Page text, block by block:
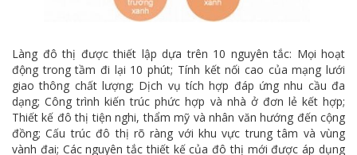
Làng đô thị được thiết lập dựa trên 10 nguyên tắc: Mọi hoạt
động trong tầm đi lại 10 phút; Tính kết nối cao của mạng lưới
giao thông chất lượng; Dịch vụ tích hợp đáp ứng nhu cầu đa
dạng; Công trình kiến trúc phức hợp và nhà ở đơn lẻ kết hợp;
Thiết kế đô thị tiện nghi, thẩm mỹ và nhân văn hướng đến cộng
đồng; Cấu trúc đô thị rõ ràng với khu vực trung tâm và vùng
vành đai; Các nguyên tắc thiết kế của đô thị mới được áp dụng